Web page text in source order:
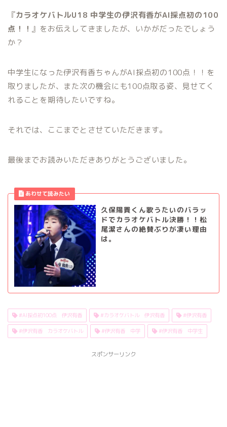
『カラオケバトルU18 中学生の伊沢有香がAI採点初の100
点！！ 』をお伝えしてきましたが、いかがだったでしょう
か？
中学生になった伊沢有香ちゃんがAI採点初の100点！！を
取りましたが、また次の機会にも100点取る姿、見せてく
れることを期待したいですね。
それでは、ここまでとさせていただきます。
最後までお読みいただきありがとうございました。
久保陽貴くん歌うたいのバラッ
ドでカラオケバトル決勝！！松
尾潔さんの絶賛ぶりが凄い理由
は。
#AI採点初100点 伊沢有香 #カラオケバトル 伊沢有香 #伊沢有香
#伊沢有香 カラオケバトル #伊沢有香 中学 #伊沢有香 中学生
スポンサーリンク